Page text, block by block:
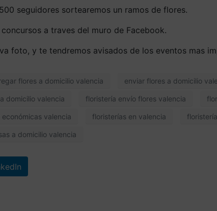
seguidores sortearemos un ramos de flores.
a traves del muro de Facebook.
foto, y te tendremos avisados de los eventos mas
flores a domicilio valencia enviar flores a domicilio
domicilio valencia floristería envío flores valencia
económicas valencia floristerías en valencia
a domicilio valencia